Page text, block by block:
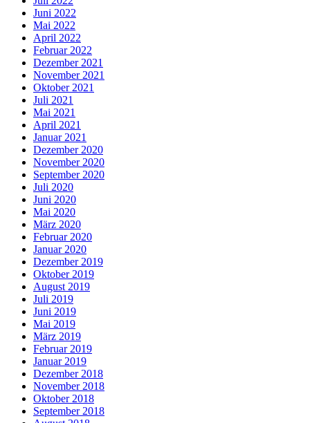
Juni 2022
Mai 2022
April 2022
Februar 2022
Dezember 2021
November 2021
Oktober 2021
Juli 2021
Mai 2021
April 2021
Januar 2021
Dezember 2020
November 2020
September 2020
Juli 2020
Juni 2020
Mai 2020
März 2020
Februar 2020
Januar 2020
Dezember 2019
Oktober 2019
August 2019
Juli 2019
Juni 2019
Mai 2019
März 2019
Februar 2019
Januar 2019
Dezember 2018
November 2018
Oktober 2018
September 2018